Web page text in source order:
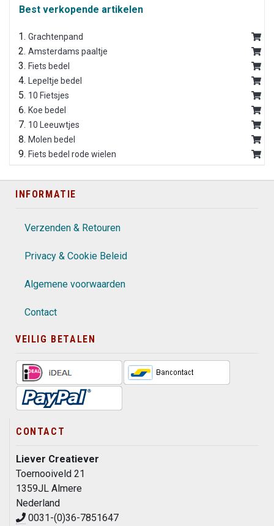
Best verkopende artikelen
Grachtenpand
Amsterdams paaltje
Fiets bedel
Lepeltje bedel
10 Fietsjes
Koe bedel
10 Leeuwtjes
Molen bedel
Fiets bedel rode wielen
INFORMATIE
Verzenden & Retouren
Privacy & Cookie Beleid
Algemene voorwaarden
Contact
VEILIG BETALEN
CONTACT
Liever Creatiever
Toernooiveld 21
1359JL Almere
Nederland
0031-(0)36-7851647